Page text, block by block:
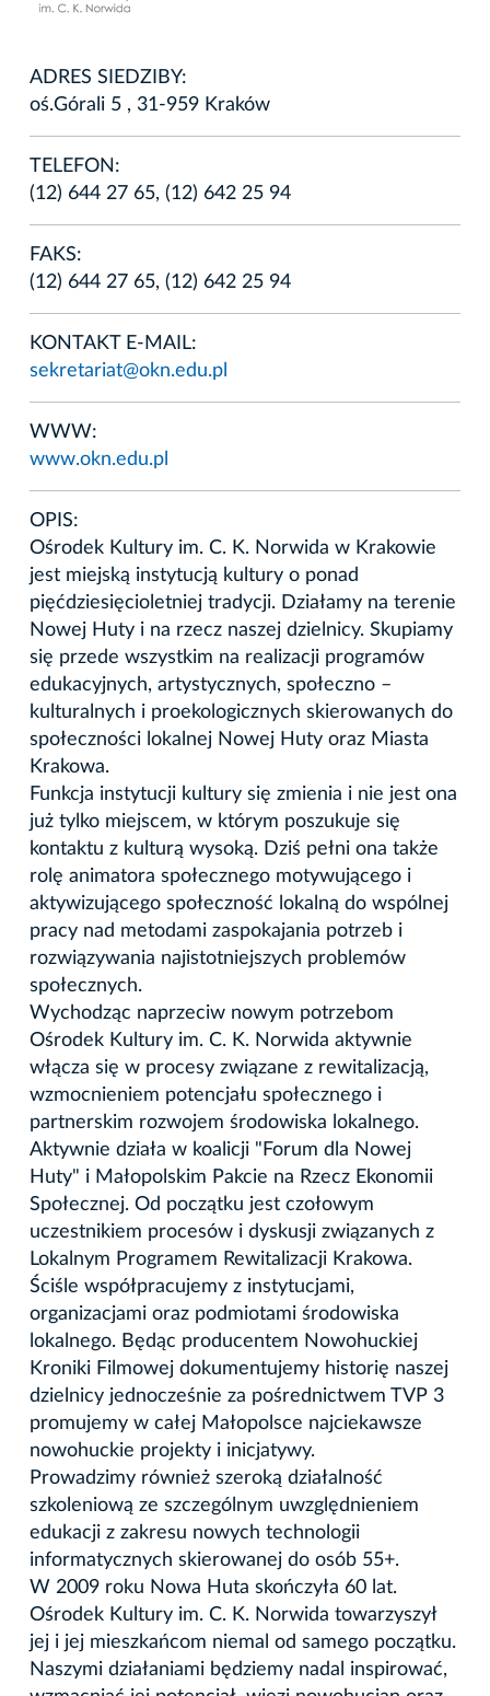
ADRES SIEDZIBY:
oś.Górali 5 , 31-959 Kraków
TELEFON:
(12) 644 27 65, (12) 642 25 94
FAKS:
(12) 644 27 65, (12) 642 25 94
KONTAKT E-MAIL:
sekretariat@okn.edu.pl
WWW:
www.okn.edu.pl
OPIS:
Ośrodek Kultury im. C. K. Norwida w Krakowie
jest miejską instytucją kultury o ponad
pięćdziesięcioletniej tradycji. Działamy na terenie
Nowej Huty i na rzecz naszej dzielnicy. Skupiamy
się przede wszystkim na realizacji programów
edukacyjnych, artystycznych, społeczno –
kulturalnych i proekologicznych skierowanych do
społeczności lokalnej Nowej Huty oraz Miasta
Krakowa.
Funkcja instytucji kultury się zmienia i nie jest ona
już tylko miejscem, w którym poszukuje się
kontaktu z kulturą wysoką. Dziś pełni ona także
rolę animatora społecznego motywującego i
aktywizującego społeczność lokalną do wspólnej
pracy nad metodami zaspokajania potrzeb i
rozwiązywania najistotniejszych problemów
społecznych.
Wychodząc naprzeciw nowym potrzebom
Ośrodek Kultury im. C. K. Norwida aktywnie
włącza się w procesy związane z rewitalizacją,
wzmocnieniem potencjału społecznego i
partnerskim rozwojem środowiska lokalnego.
Aktywnie działa w koalicji "Forum dla Nowej
Huty" i Małopolskim Pakcie na Rzecz Ekonomii
Społecznej. Od początku jest czołowym
uczestnikiem procesów i dyskusji związanych z
Lokalnym Programem Rewitalizacji Krakowa.
Ściśle współpracujemy z instytucjami,
organizacjami oraz podmiotami środowiska
lokalnego. Będąc producentem Nowohuckiej
Kroniki Filmowej dokumentujemy historię naszej
dzielnicy jednocześnie za pośrednictwem TVP 3
promujemy w całej Małopolsce najciekawsze
nowohuckie projekty i inicjatywy.
Prowadzimy również szeroką działalność
szkoleniową ze szczególnym uwzględnieniem
edukacji z zakresu nowych technologii
informatycznych skierowanej do osób 55+.
W 2009 roku Nowa Huta skończyła 60 lat.
Ośrodek Kultury im. C. K. Norwida towarzyszył
jej i jej mieszkańcom niemal od samego początku.
Naszymi działaniami będziemy nadal inspirować,